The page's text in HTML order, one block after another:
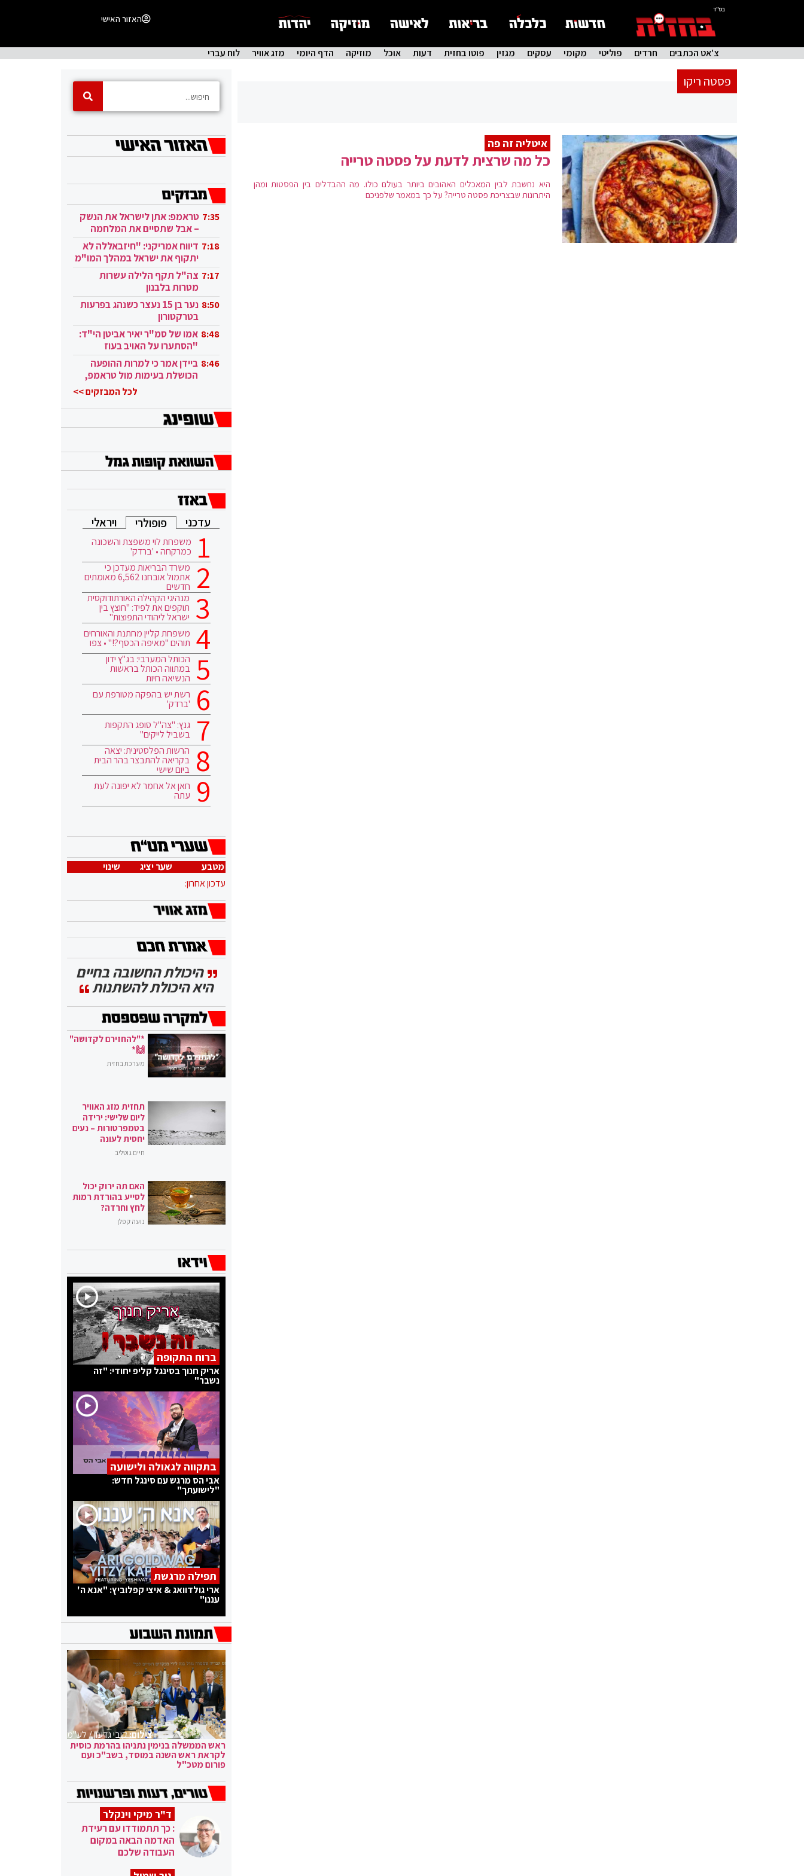
בס"ד
האזור האישי
צ'אט הכתבים חרדים פוליטי מקומי עסקים מגזין פוטו בחזית דעות אוכל מוזיקה הדף היומי מזג אוויר לוח עברי
פסטה ריקו
איטליה זה פה
כל מה שרצית לדעת על פסטה טרייה
היא נחשבת לבין המאכלים האהובים ביותר בעולם כולו. מה ההבדלים בין הפסטות ומהן
היתרונות שבצריכת פסטה טרייה? על כך במאמר שלפניכם
7:35 טראמפ: אתן לישראל את הנשק
– אבל שתסיים את המלחמה
בעזה 7:18 דיווח אמריקני: "חיזבאללה לא
יתקוף את ישראל במהלך המו"מ
בקטאר" 7:17 צה"ל תקף הלילה עשרות
מטרות בלבנון
8:50
נער בן 15 נעצר כשנהג בפרעות
בטרקטורון
8:48 אמו של סמ"ר יאיר אביטן הי"ד:
"הסתערו על האויב בעוז
ובגבורה" 8:46 ביידן אמר כי למרות ההופעה
הכושלת בעימות מול טראמפ,
לכל המבזקים >>
עדכני פופולרי ויראלי
משפחת לוי משפצת והשכונה
כמרקחה • 'ברדק'
משרד הבריאות מעדכן כי
אתמול אובחנו 6,562 מאומתים
חדשים
מנהיגי הקהילה האורתודוקסית
תוקפים את לפיד: "חוצץ בין
ישראל ליהודי התפוצות"
משפחת קליין מחתנת והאורחים
תוהים "מאיפה הכסף?!" • צפו
הכותל המערבי: בג"ץ ידון
במתווה הכותל בראשות
הנשיאה חיות
רשת יש בהפקה מטורפת עם
'ברדק'
גנץ: "צה"ל סופג התקפות
בשביל לייקים"
הרשות הפלסטינית: יצאה
בקריאה להתבצר בהר הבית
ביום שישי
חאן אל אחמר לא יפונה לעת
עתה
מטבע שער יציג
שינוי
עדכון אחרון:
היכולת החשובה בחיים
היא היכולת להשתנות
*"להחזירם לקדושה"
🙌*
מערכת בחזית
תחזית מזג האוויר
ליום שלישי: ירידה
בטמפרטורות – נעים
יחסית לעונה
חיים גוטליב
האם תה ירוק יכול
לסייע בהורדת רמות
לחץ וחרדה?
נועה קפלן
ברוח התקופה
אריק חנוך בסינגל קליפ יחודי: "זה
נשבר"
בתקווה לגאולה ולישועה
אבי הס מרגש עם סינגל חדש:
"לישועתך"
תפילה מרגשת
ארי גולדוואג & איצי קפלוביץ: "אנא ה'
עננו"
צילום:קובי גדעון / לע"מ
ראש הממשלה בנימין נתניהו בהרמת כוסית
לקראת ראש השנה במוסד, בשב"כ ועם
פורום מטכ"ל
ד"ר מיקי וינקלר
: כך תתמודדו עם רעידת
האדמה הבאה במקום
העבודה שלכם